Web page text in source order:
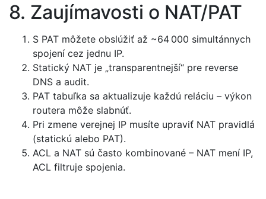
8. Zaujímavosti o NAT/PAT
S PAT môžete obslúžiť až ~64 000 simultánnych
spojení cez jednu IP.
Statický NAT je „transparentnejší“ pre reverse
DNS a audit.
PAT tabuľka sa aktualizuje každú reláciu – výkon
routera môže slabnúť.
Pri zmene verejnej IP musíte upraviť NAT pravidlá
(statickú alebo PAT).
ACL a NAT sú často kombinované – NAT mení IP,
ACL filtruje spojenia.